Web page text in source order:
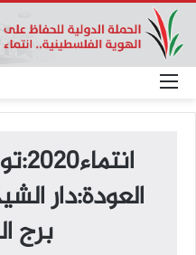
العودة:دار
برج